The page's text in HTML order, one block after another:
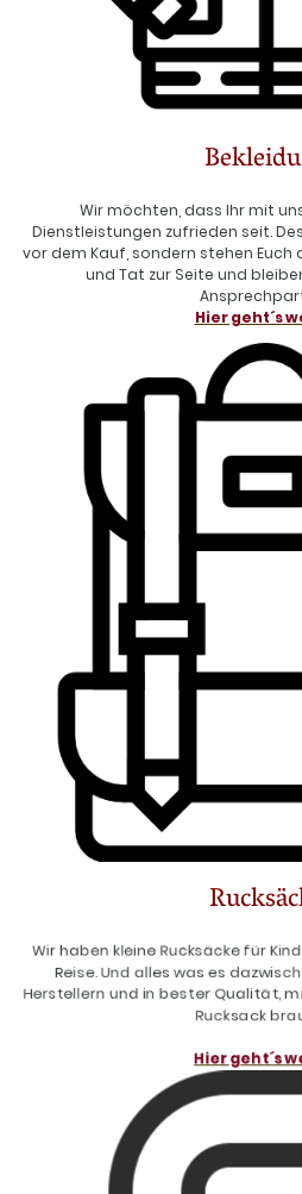
Wir möchten, dass Ihr mit
Dienstleistungen zufrieden seit.
vor dem Kauf, sondern stehen
und Tat zur Seite und
Hier geht´s
Wir haben kleine Rucksäcke für
Reise. Und alles was es
Herstellern und in bester Qualität,
Rucksack
Hier geht´s